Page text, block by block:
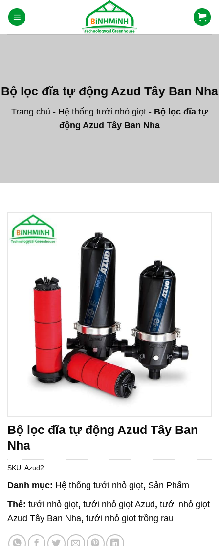
Skip
content
Bộ lọc đĩa tự động Azud Tây Ban Nha
Trang chủ - Hệ thống tưới nhỏ giọt - Bộ lọc đĩa tự
động Azud Tây Ban Nha
Bộ lọc đĩa tự động Azud Tây Ban
Nha
SKU: Azud2
Danh mục: Hệ thống tưới nhỏ giọt, Sản Phẩm
Thẻ: tưới nhỏ giọt, tưới nhỏ giọt Azud, tưới nhỏ giọt
Azud Tây Ban Nha, tưới nhỏ giọt trồng rau